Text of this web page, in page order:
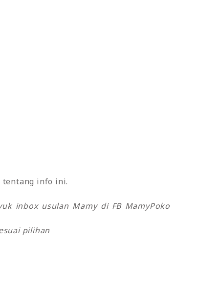
tentang info ini.
inbox usulan Mamy di FB MamyPoko
pilihan